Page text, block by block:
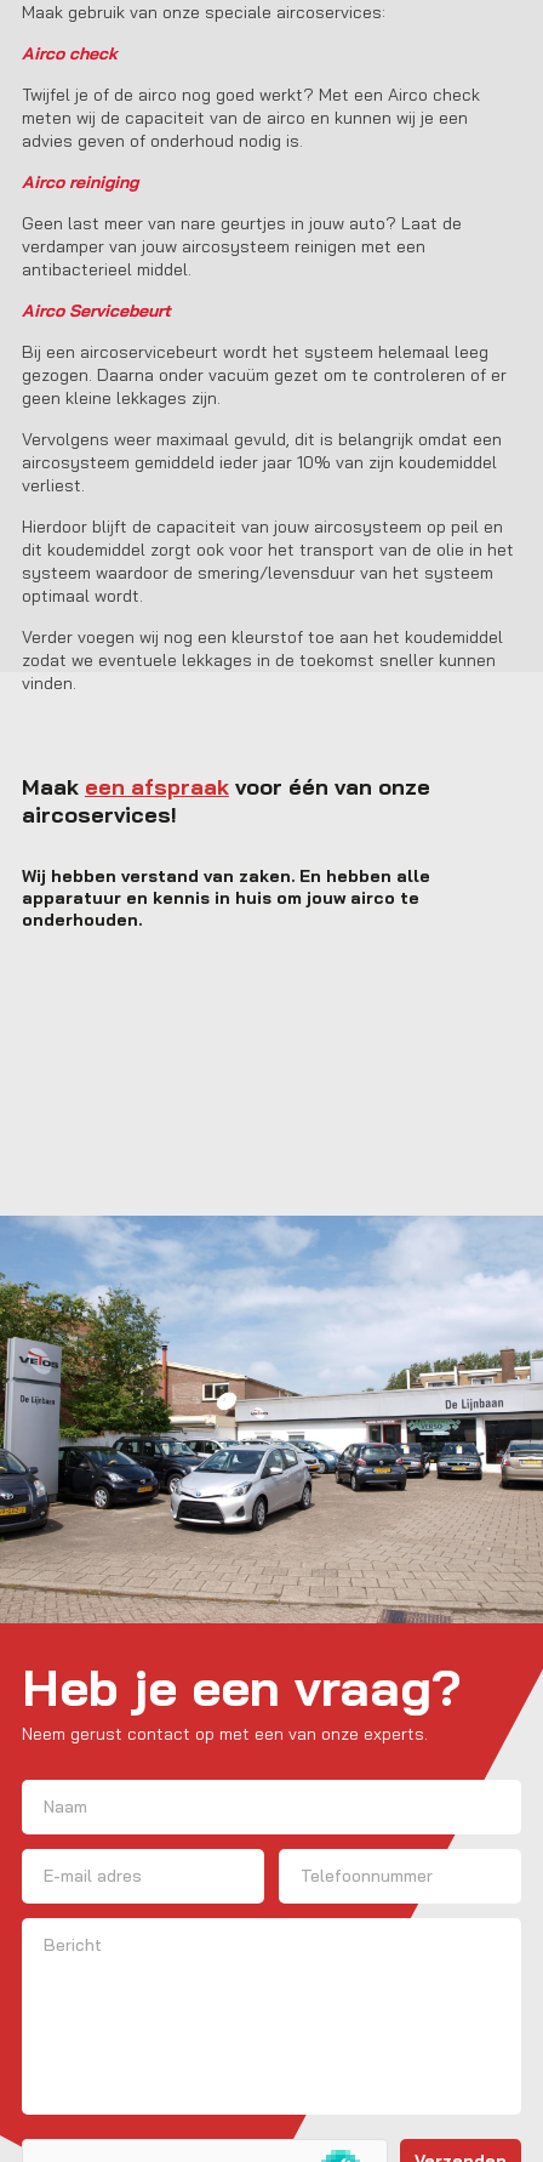
Maak gebruik van onze speciale aircoservices:
Airco check
Twijfel je of de airco nog goed werkt? Met een Airco check
meten wij de capaciteit van de airco en kunnen wij je een
advies geven of onderhoud nodig is.
Airco reiniging
Geen last meer van nare geurtjes in jouw auto? Laat de
verdamper van jouw aircosysteem reinigen met een
antibacterieel middel.
Airco Servicebeurt
Bij een aircoservicebeurt wordt het systeem helemaal leeg
gezogen. Daarna onder vacuüm gezet om te controleren of er
geen kleine lekkages zijn.
Vervolgens weer maximaal gevuld, dit is belangrijk omdat een
aircosysteem gemiddeld ieder jaar 10% van zijn koudemiddel
verliest.
Hierdoor blijft de capaciteit van jouw aircosysteem op peil en
dit koudemiddel zorgt ook voor het transport van de olie in het
systeem waardoor de smering/levensduur van het systeem
optimaal wordt.
Verder voegen wij nog een kleurstof toe aan het koudemiddel
zodat we eventuele lekkages in de toekomst sneller kunnen
vinden.
Maak een afspraakvoor één van onze
aircoservices!
Wij hebben verstand van zaken. En hebben alle
apparatuur en kennis in huis om jouw airco te
onderhouden.
Heb je een vraag?
Neem gerust contact op met een van onze experts.
Naam
Voornaam
E-mailadres Telefoon
Bericht